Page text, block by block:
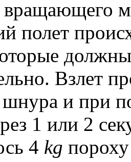
полет
Взлет
шнура и при
1 или 2
4 kg